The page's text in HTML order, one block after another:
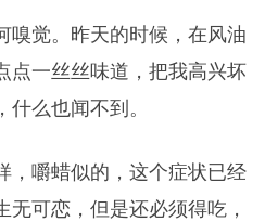
嗅觉。昨天的时候，在风油
点一丝丝味道，把我高兴坏
么也闻不到。
，嚼蜡似的，这个症状已经
可恋，但是还必须得吃，